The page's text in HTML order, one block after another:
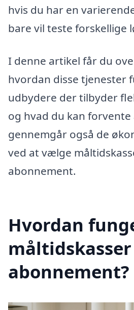
hvis du har en
bare vil teste forskellige
I denne artikel får du
hvordan disse tjenester
udbydere der tilbyder
og hvad du kan forvente
gennemgår også de
ved at vælge
abonnement.
Hvordan
abonnement?